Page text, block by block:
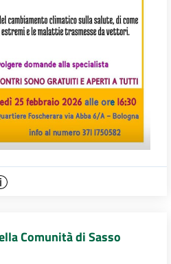
Comunità di Sasso